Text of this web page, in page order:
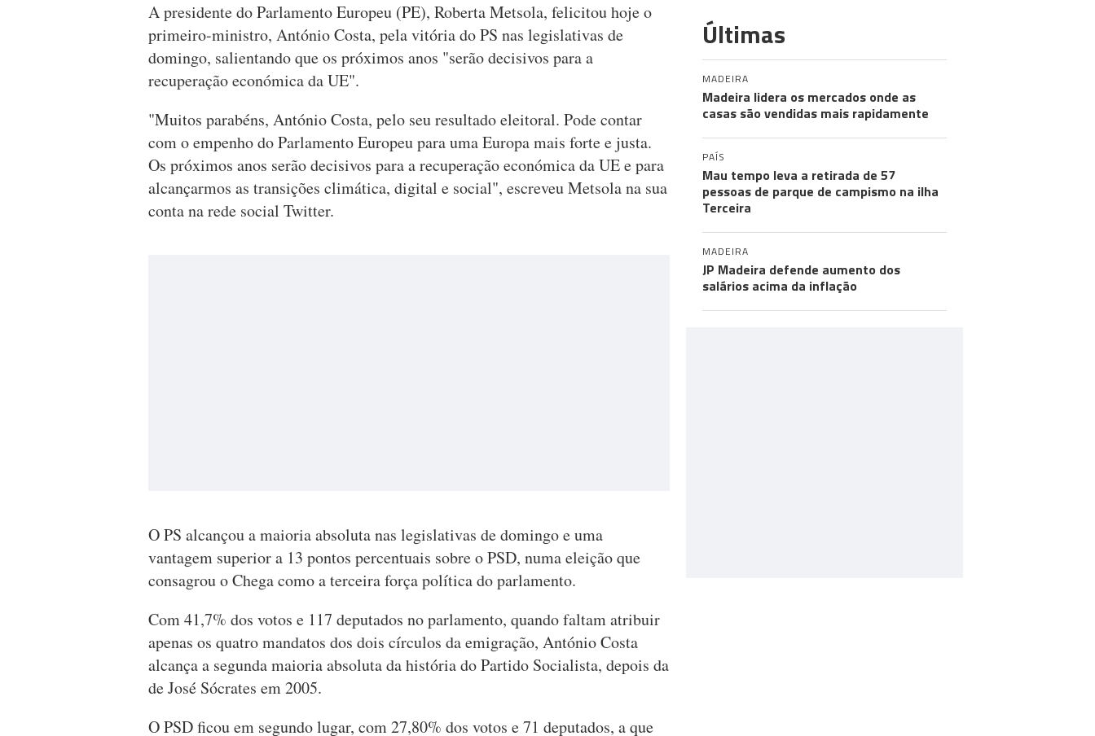
A presidente do Parlamento Europeu (PE), Roberta Metsola, felicitou hoje o
primeiro-ministro, António Costa, pela vitória do PS nas legislativas de
domingo, salientando que os próximos anos "serão decisivos para a
recuperação económica da UE".
"Muitos parabéns, António Costa, pelo seu resultado eleitoral. Pode contar
com o empenho do Parlamento Europeu para uma Europa mais forte e justa.
Os próximos anos serão decisivos para a recuperação económica da UE e para
alcançarmos as transições climática, digital e social", escreveu Metsola na sua
conta na rede social Twitter.
O PS alcançou a maioria absoluta nas legislativas de domingo e uma
vantagem superior a 13 pontos percentuais sobre o PSD, numa eleição que
consagrou o Chega como a terceira força política do parlamento.
Com 41,7% dos votos e 117 deputados no parlamento, quando faltam atribuir
apenas os quatro mandatos dos dois círculos da emigração, António Costa
alcança a segunda maioria absoluta da história do Partido Socialista, depois da
de José Sócrates em 2005.
O PSD ficou em segundo lugar, com 27,80% dos votos e 71 deputados, a que
Últimas
MADEIRA
Madeira lidera os mercados onde as
casas são vendidas mais rapidamente
PAÍS
Mau tempo leva a retirada de 57
pessoas de parque de campismo na ilha
Terceira
MADEIRA
JP Madeira defende aumento dos
salários acima da inflação